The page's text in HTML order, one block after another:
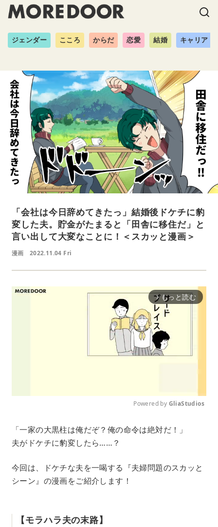
ジェンダー こころ からだ 恋愛 結婚 キャリア
「会社は今日辞めてきたっ」結婚後ドケチに豹
変した夫。貯金がたまると「田舎に移住だ」と
言い出して大変なことに！＜スカッと漫画＞
漫画 2022.11.04 Fri
arrow_forward_ios もっと読む
u
Powered by GliaStudios
「一家の大黒柱は俺だぞ？俺の命令は絶対だ！」
夫がドケチに豹変したら……？
今回は、ドケチな夫を一喝する『夫婦問題のスカッと
シーン』の漫画をご紹介します！
【モラハラ夫の末路】